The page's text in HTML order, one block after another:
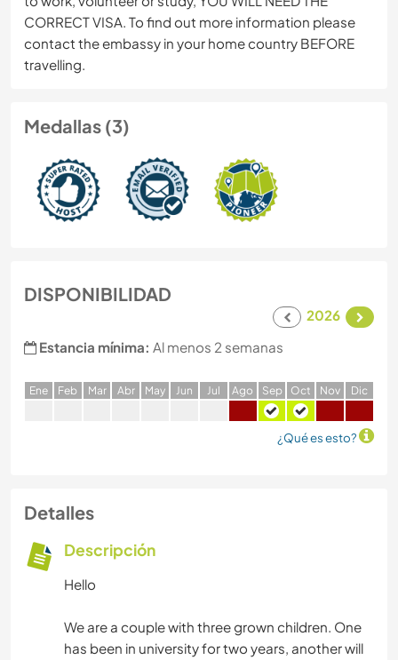
CORRECT VISA. To find out more information please
contact the embassy in your home country BEFORE
travelling.
Medallas (3)
DISPONIBILIDAD
2026
Estancia mínima: Al menos 2 semanas
Ene Feb Mar Abr May Jun Jul Ago Sep Oct Nov Dic
¿Qué es esto?
Detalles
Descripción
Hello
We are a couple with three grown children. One
has been in university for two years, another will